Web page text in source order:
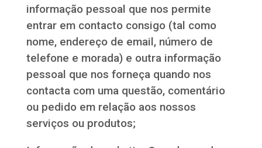
informação pessoal que nos permite
entrar em contacto consigo (tal como
nome, endereço de email, número de
telefone e morada) e outra informação
pessoal que nos forneça quando nos
contacta com uma questão, comentário
ou pedido em relação aos nossos
serviços ou produtos;